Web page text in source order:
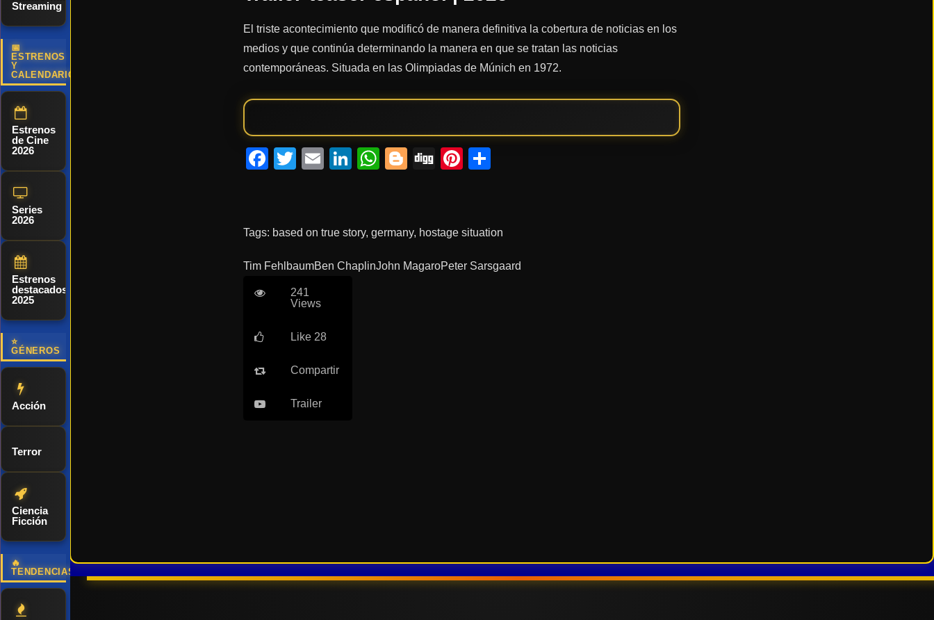
Streaming
📅
ESTRENOS
Y
CALENDARIO
Estrenos
de Cine
2026
Series
2026
Estrenos
destacados
2025
⭐
GÉNEROS
Acción
Terror
Ciencia
Ficción
🔥
TENDENCIAS
El triste acontecimiento que modificó de manera definitiva la cobertura de noticias en los
medios y que continúa determinando la manera en que se tratan las noticias
contemporáneas. Situada en las Olimpiadas de Múnich en 1972.
Facebook
Twitter
EmailLinkedIn
WhatsApp
Blogger
DiggPinterest
Tags: based on true story,germany, hostage situation
Tim FehlbaumBen ChaplinJohn MagaroPeter Sarsgaard
241
Views
Like 28
Compartir
Trailer